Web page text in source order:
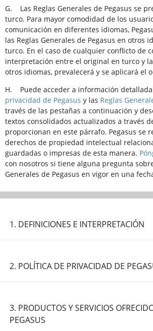
G. Las Reglas Generales de Pegasus se
turco. Para mayor comodidad de los
comunicación en diferentes idiomas,
las Reglas Generales de Pegasus en otros
turco. En el caso de cualquier conflicto de
interpretación entre el original en turco y
otros idiomas, prevalecerá y se aplicará el
H. Puede acceder a información
privacidad de Pegasus y las Reglas
través de las pestañas a continuación y
textos consolidados actualizados a través
proporcionan en este párrafo. Pegasus se
derechos de propiedad intelectual
guardadas o impresas de esta manera.
con nosotros si tiene alguna pregunta
Generales de Pegasus en vigor en una
1. DEFINICIONES E INTERPRETACIÓN
de Infraestructura y Transporte de
General de Aviación Civil de Turquía y
2. POLÍTICA DE PRIVACIDAD DE
Con el objetivo de prevenir la
3. PRODUCTOS Y SERVICIOS
PEGASUS